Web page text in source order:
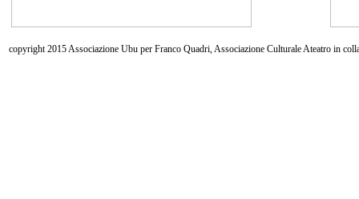
copyright 2015 Associazione Ubu per Franco Quadri, Associazione Culturale Ateatro in